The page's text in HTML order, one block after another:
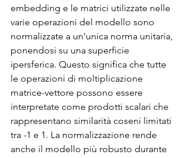
embedding e le matrici utilizzate nelle
varie operazioni del modello sono
normalizzate a un'unica norma unitaria,
ponendosi su una superficie
ipersferica. Questo significa che tutte
le operazioni di moltiplicazione
matrice-vettore possono essere
interpretate come prodotti scalari che
rappresentano similarità coseni limitati
tra -1 e 1. La normalizzazione rende
anche il modello più robusto durante